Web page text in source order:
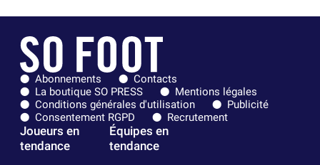
Abonnements
Contacts
La boutique SO PRESS
Mentions légales
Conditions générales d'utilisation
Publicité
Consentement RGPD
Recrutement
Joueurs en
tendance
Équipes en
tendance